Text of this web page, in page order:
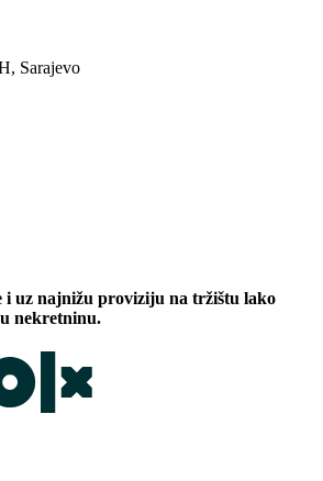
Sarajevo
i uz najnižu proviziju na tržištu lako
nekretninu.